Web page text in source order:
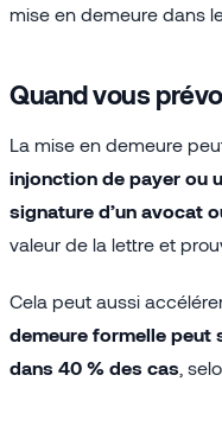
mise en demeure dans
Quand vous
La mise en demeure
injonction de payer ou
signature d’un avocat
valeur de la lettre et
Cela peut aussi
demeure formelle peut
dans 40 % des cas ,